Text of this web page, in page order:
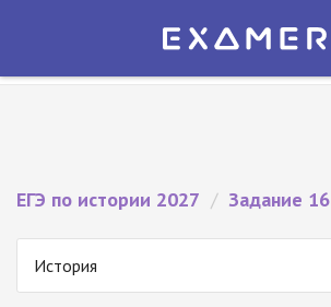
Экзамер — ЕГЭ 2027
ЕГЭ по истории 2027 / Задание 16
История